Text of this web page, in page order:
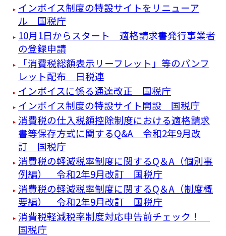
インボイス制度の特設サイトをリニューア
ル 国税庁
10月1日からスタート 適格請求書発行事業者
の登録申請
「消費税総額表示リーフレット」等のパンフ
レット配布 日税連
インボイスに係る通達改正 国税庁
インボイス制度の特設サイト開設 国税庁
消費税の仕入税額控除制度における適格請求
書等保存方式に関するQ&A 令和2年9月改
訂 国税庁
消費税の軽減税率制度に関するQ＆A（個別事
例編） 令和2年9月改訂 国税庁
消費税の軽減税率制度に関するQ＆A（制度概
要編） 令和2年9月改訂 国税庁
消費税軽減税率制度対応申告前チェック！
国税庁